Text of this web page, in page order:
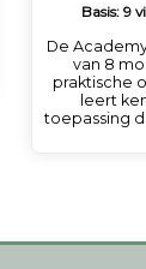
Basis: 9
De
van 8
praktische
leert
toepassing